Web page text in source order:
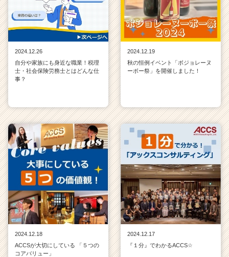
2024.12.26
自分や家族にも身近な職業！税理
士・社会保険労務士とはどんな仕
事？
2024.12.19
秋の恒例イベント「ボジョレーヌ
ーボー祭」を開催しました！
2024.12.18
ACCSが大切にしている 「５つの
コアバリュー」
2024.12.17
『１分』でわかるACCS☆